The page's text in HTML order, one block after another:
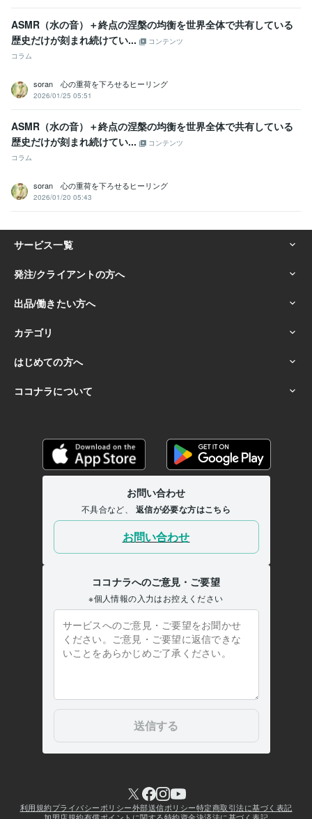
ASMR（水の音）＋終点の涅槃の均衡を世界全体で共有している​​
歴史だけが刻まれ続けてい...
コンテンツ
コラム
soran 心の重荷を下ろせるヒーリング
2026/01/25 05:51
ASMR（水の音）＋終点の涅槃の均衡を世界全体で共有している​​
歴史だけが刻まれ続けてい...
コンテンツ
コラム
soran 心の重荷を下ろせるヒーリング
2026/01/20 05:43